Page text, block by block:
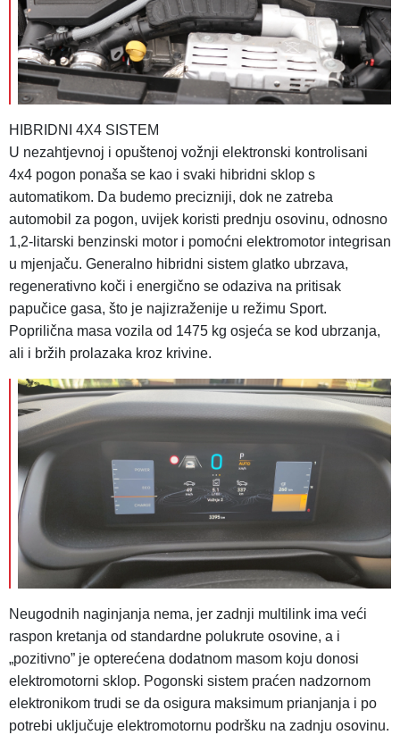
HIBRIDNI 4X4 SISTEM
U nezahtjevnoj i opuštenoj vožnji elektronski kontrolisani
4x4 pogon ponaša se kao i svaki hibridni sklop s
automatikom. Da budemo precizniji, dok ne zatreba
automobil za pogon, uvijek koristi prednju osovinu, odnosno
1,2-litarski benzinski motor i pomoćni elektromotor integrisan
u mjenjaču. Generalno hibridni sistem glatko ubrzava,
regenerativno koči i energično se odaziva na pritisak
papučice gasa, što je najizraženije u režimu Sport.
Poprilična masa vozila od 1475 kg osjeća se kod ubrzanja,
ali i bržih prolazaka kroz krivine.
Neugodnih naginjanja nema, jer zadnji multilink ima veći
raspon kretanja od standardne polukrute osovine, a i
„pozitivno” je opterećena dodatnom masom koju donosi
elektromotorni sklop. Pogonski sistem praćen nadzornom
elektronikom trudi se da osigura maksimum prianjanja i po
potrebi uključuje elektromotornu podršku na zadnju osovinu.